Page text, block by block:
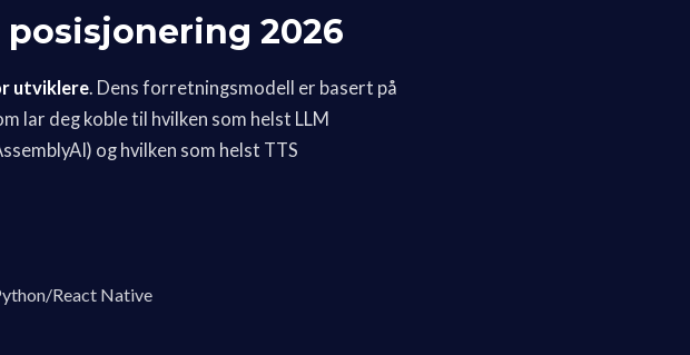
2026
utviklere. Dens forretningsmodell er basert på
lar deg koble til hvilken som helst LLM
og hvilken som helst TTS
React Native